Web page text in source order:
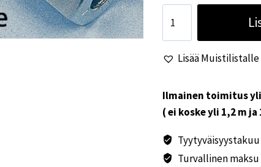
liitin
10mm
määräLisää Muistilistalle
Ilmainen toimitus
( ei koske yli 1,2 m
Tyytyväisyystakuu
Turvallinen maksu